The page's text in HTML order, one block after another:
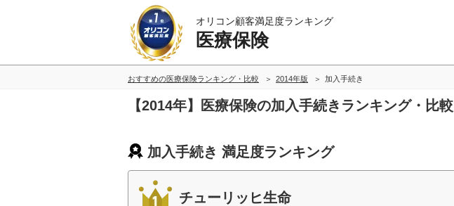
オリコン顧客満足度ランキング
医療保険
おすすめの医療保険ランキング・比較 2014年版 加入手続き
【2014年】医療保険の加入手続きランキング・比較
加入手続き 満足度ランキング
チューリッヒ生命